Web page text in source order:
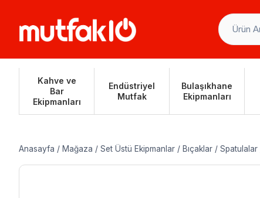
Kahve ve
Bar
Ekipmanları
Endüstriyel
Mutfak
Bulaşıkhane
Ekipmanları
Anasayfa / Mağaza / Set Üstü Ekipmanlar / Bıçaklar / Spatulalar